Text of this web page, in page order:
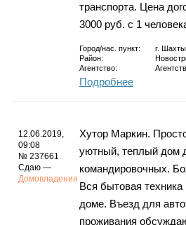
транспорта. Цена
3000 руб. с 1
Город/нас. пункт: г.
Шахты
Район:
Агентство:
Подробнее
12.06.2019,
09:08
№ 237661
Сдаю —
Домовладения
Хутор Маркин.
уютный, теплый дом
командировочных.
Вся бытовая
доме. Въезд для
проживания